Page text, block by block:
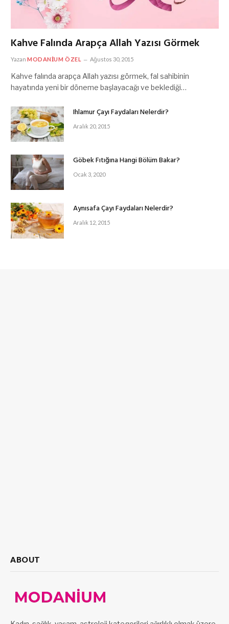
Kahve Falında Arapça Allah Yazısı Görmek
Yazan MODANIUM ÖZEL Ağustos 30, 2015
Kahve falında arapça Allah yazısı görmek, fal sahibinin
hayatında yeni bir döneme başlayacağı ve beklediği…
Ihlamur Çayı Faydaları Nelerdir?
Aralık 20, 2015
Göbek Fıtığına Hangi Bölüm Bakar?
Ocak 3, 2020
Aynısafa Çayı Faydaları Nelerdir?
Aralık 12, 2015
ABOUT